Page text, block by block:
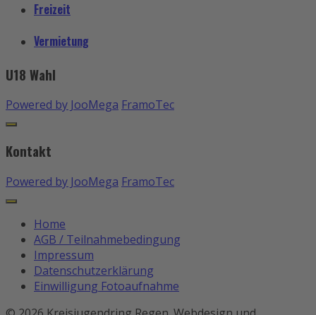
Freizeit
Vermietung
U18 Wahl
Powered by JooMega FramoTec
Kontakt
Powered by JooMega FramoTec
Home
AGB / Teilnahmebedingung
Impressum
Datenschutzerklärung
Einwilligung Fotoaufnahme